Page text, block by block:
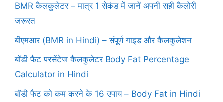
BMR कैलकुलेटर – मात्र 1 सेकंड में जानें अपनी सही कैलोरी
जरूरत
बीएमआर (BMR in Hindi) – संपूर्ण गाइड और कैलकुलेशन
बॉडी फैट परसेंटेज कैलकुलेटर Body Fat Percentage
Calculator in Hindi
बॉडी फैट को कम करने के 16 उपाय – Body Fat in Hindi